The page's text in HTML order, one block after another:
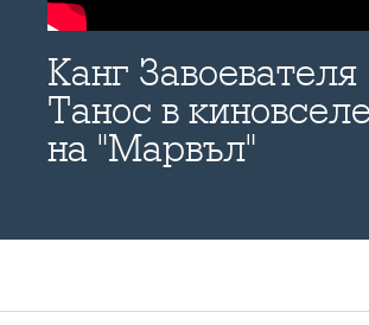
Канг
Танос в
на "Марвъл"